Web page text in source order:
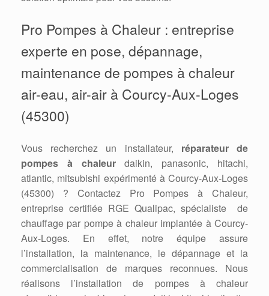
Pro Pompes à Chaleur : entreprise
experte en pose, dépannage,
maintenance de pompes à chaleur
air-eau, air-air à Courcy-Aux-Loges
(45300)
Vous recherchez un installateur, réparateur de
pompes à chaleurdaikin, panasonic, hitachi,
atlantic, mitsubishi expérimenté à Courcy-Aux-Loges
(45300) ? Contactez Pro Pompes à Chaleur,
entreprise certifiée RGE Qualipac, spécialiste de
chauffage par pompe à chaleur implantée à Courcy-
Aux-Loges. En effet, notre équipe assure
l’installation, la maintenance, le dépannage et la
commercialisation de marques reconnues. Nous
réalisons l’installation de pompes à chaleur